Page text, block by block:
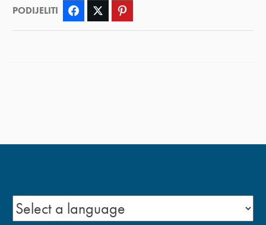
PODIJELITI Facebook Twitter